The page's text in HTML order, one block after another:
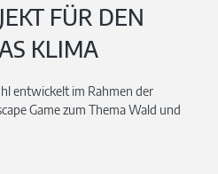
FÜR DEN
KLIMA
entwickelt im Rahmen der
Game zum Thema Wald und